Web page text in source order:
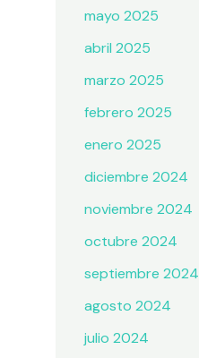
mayo 2025
abril 2025
marzo 2025
febrero 2025
enero 2025
diciembre 2024
noviembre 2024
octubre 2024
septiembre 2024
agosto 2024
julio 2024